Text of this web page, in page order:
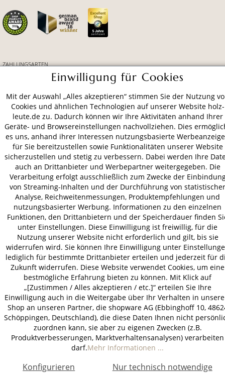
ZAHLUNGSARTEN
VERSAND
AGB Datenschutz
Impressum
© 2026 HOLZ-LEUTE
* Alle Preise inkl. gesetzl. Mehrwertsteuer zzgl.Versandkosten.
Einwilligung für Cookies
Mit der Auswahl „Alles akzeptieren“ stimmen Sie der Nutzung
Cookies und ähnlichen Technologien auf unserer Website holz-
leute.de zu. Dadurch können wir Ihre Aktivitäten anhand Ihrer
Geräte- und Browsereinstellungen nachvollziehen. Dies
es uns, anhand ihrer Interessen nutzungsbasierte
für Sie bereitzustellen sowie Funktionalitäten unserer Website
sicherzustellen und stetig zu verbessern. Dabei werden Ihre
auch an Drittanbieter und Werbepartner weitergegeben. Die
Verarbeitung erfolgt ausschließlich zum Zwecke der
von Streaming-Inhalten und der Durchführung von statistischer
Analyse, Reichweitenmessungen, Produktempfehlungen und
nutzungsbasierter Werbung. Informationen zu den einzelnen
Funktionen, den Drittanbietern und der Speicherdauer finden
unter Einstellungen. Diese Einwilligung ist freiwillig, für die
Nutzung unserer Website nicht erforderlich und gilt, bis sie
widerrufen wird. Sie können Ihre Einwilligung unter
lediglich für bestimmte Drittanbieter erteilen und jederzeit für
Zukunft widerrufen. Diese Website verwendet Cookies, um eine
bestmögliche Erfahrung bieten zu können. Mit Klick auf
„[Zustimmen / Alles akzeptieren / etc.]“ erteilen Sie Ihre
Einwilligung auch in die Weitergabe über Ihr Verhalten in
Shop an unseren Partner, die shopware AG (Ebbinghoff 10,
Schöppingen, Deutschland), die diese Daten Ihnen nicht
zuordnen kann, sie aber zu eigenen Zwecken (z.B.
Produktverbesserungen, Marktverhaltensanalysen) verarbeiten
darf.Mehr Informationen ...
Nur technisch notwendige
Konfigurieren